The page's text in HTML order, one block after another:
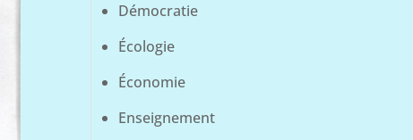
Démocratie
Écologie
Économie
Enseignement